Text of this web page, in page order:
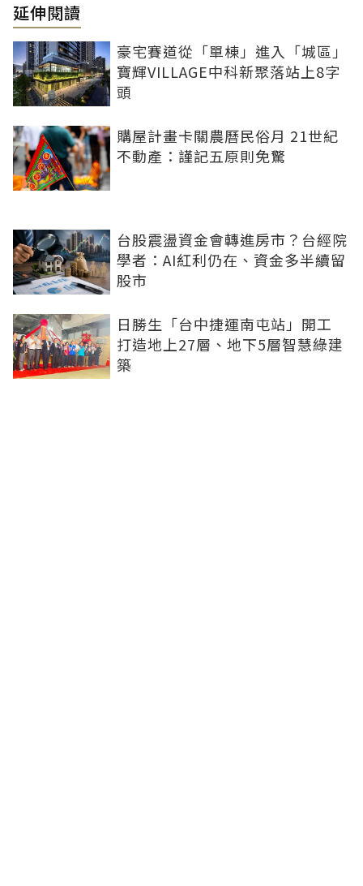
延伸閱讀
豪宅賽道從「單棟」進入「城區」
寶輝VILLAGE中科新聚落站上8字
頭
購屋計畫卡關農曆民俗月 21世紀
不動產：謹記五原則免驚
台股震盪資金會轉進房市？台經院
學者：AI紅利仍在、資金多半續留
股市
日勝生「台中捷運南屯站」開工
打造地上27層、地下5層智慧綠建
築